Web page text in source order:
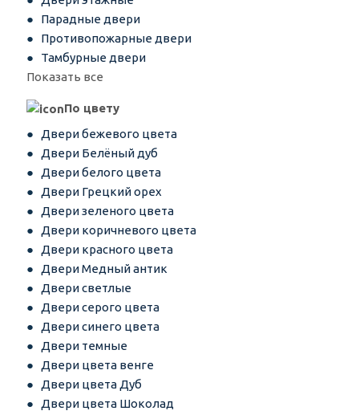
Парадные двери
Противопожарные двери
Тамбурные двери
Показать все
По цвету
Двери бежевого цвета
Двери Белёный дуб
Двери белого цвета
Двери Грецкий орех
Двери зеленого цвета
Двери коричневого цвета
Двери красного цвета
Двери Медный антик
Двери светлые
Двери серого цвета
Двери синего цвета
Двери темные
Двери цвета венге
Двери цвета Дуб
Двери цвета Шоколад